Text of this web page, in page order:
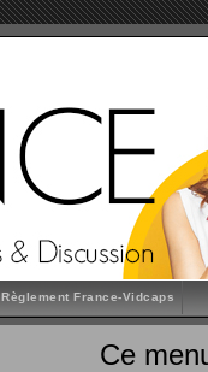
Règlement France-Vidcaps
Ce